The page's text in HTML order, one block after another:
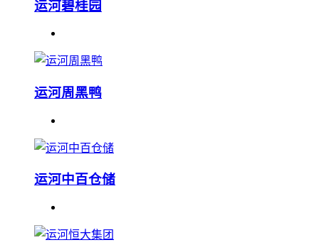
运河碧桂园
运河周黑鸭
运河中百仓储